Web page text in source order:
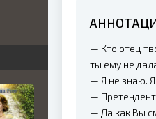
— Кто отец
ты ему не
— Я не знаю.
—
— Да как Вы